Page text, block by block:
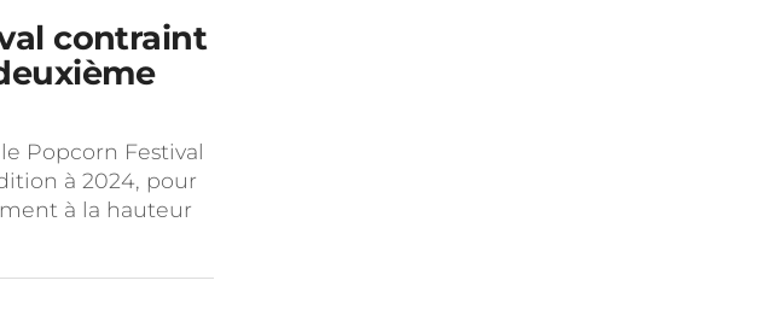
contraint
Popcorn Festival
à 2024, pour
à la hauteur